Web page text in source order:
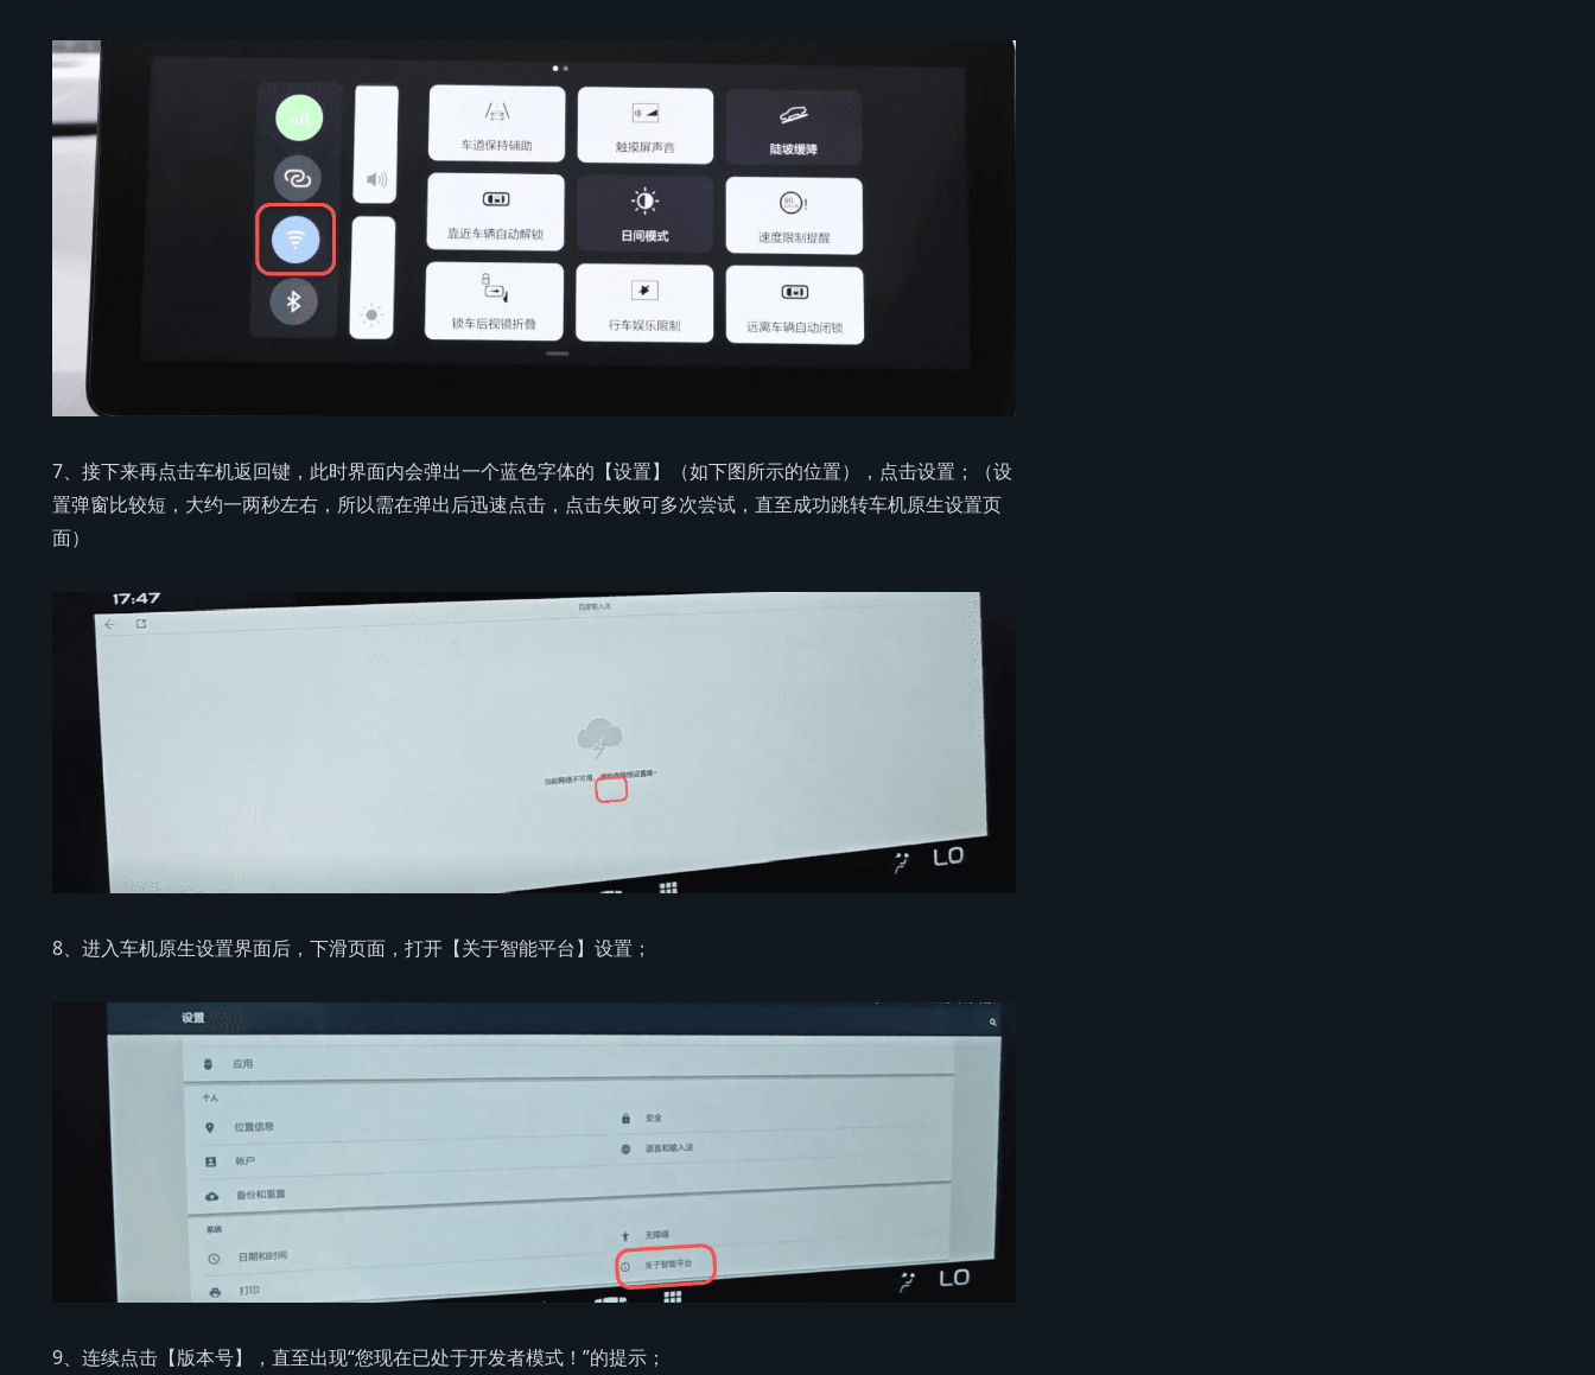
7、接下来再点击车机返回键，此时界面内会弹出一个蓝色字体的【设置】（如下图所示的位置），点击设置；（设
置弹窗比较短，大约一两秒左右，所以需在弹出后迅速点击，点击失败可多次尝试，直至成功跳转车机原生设置页
面）
8、进入车机原生设置界面后，下滑页面，打开【关于智能平台】设置；
9、连续点击【版本号】，直至出现“您现在已处于开发者模式！”的提示；